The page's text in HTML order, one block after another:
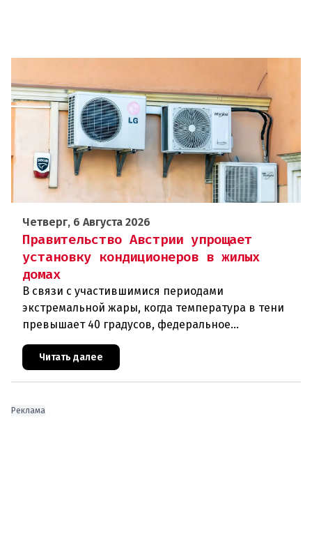
Четверг, 6 Августа 2026
Правительство Австрии упрощает
установку кондиционеров в жилых
домах
В связи с участившимися периодами
экстремальной жары, когда температура в тени
превышает 40 градусов, федеральное
правительство Австрии взялось за решение
проблемы перегрева жилых помещений. В среду н
Читать далее
Реклама